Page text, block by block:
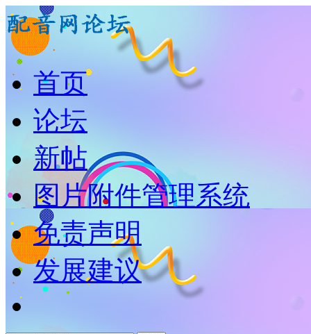
首页
论坛
新帖
图片附件管理系统
免责声明
发展建议